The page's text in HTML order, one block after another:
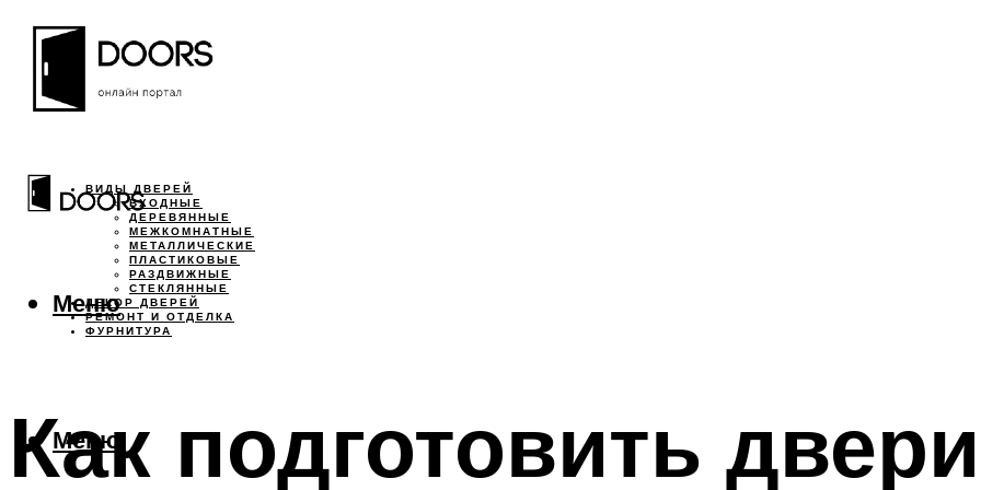
ВИДЫ ДВЕРЕЙ
ВХОДНЫЕ
ДЕРЕВЯННЫЕ
МЕЖКОМНАТНЫЕ
МЕТАЛЛИЧЕСКИЕ
ПЛАСТИКОВЫЕ
РАЗДВИЖНЫЕ
СТЕКЛЯННЫЕ
ДЕКОР ДВЕРЕЙ
РЕМОНТ И ОТДЕЛКА
ФУРНИТУРА
Меню
Меню
Как подготовить